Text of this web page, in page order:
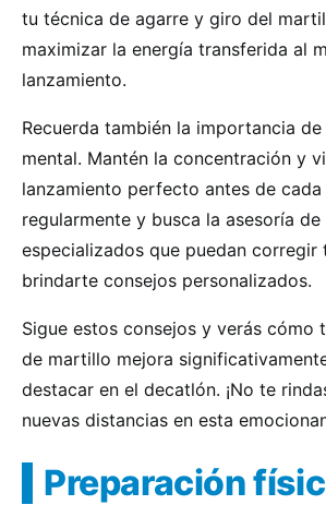
tu técnica de agarre y giro del
maximizar la energía transferida al
lanzamiento.
Recuerda también la importancia
mental. Mantén la concentración y
lanzamiento perfecto antes de
regularmente y busca la asesoría
especializados que puedan corregir
brindarte consejos personalizados.
Sigue estos consejos y verás cómo
de martillo mejora
destacar en el decatlón. ¡No te
nuevas distancias en esta
Preparación